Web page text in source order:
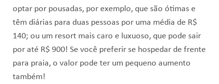
optar por pousadas, por exemplo, que são ótimas e
têm diárias para duas pessoas por uma média de R$
140; ou um resort mais caro e luxuoso, que pode sair
por até R$ 900! Se você preferir se hospedar de frente
para praia, o valor pode ter um pequeno aumento
também!